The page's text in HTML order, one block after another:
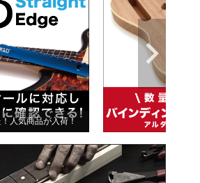
人気商品が入荷！